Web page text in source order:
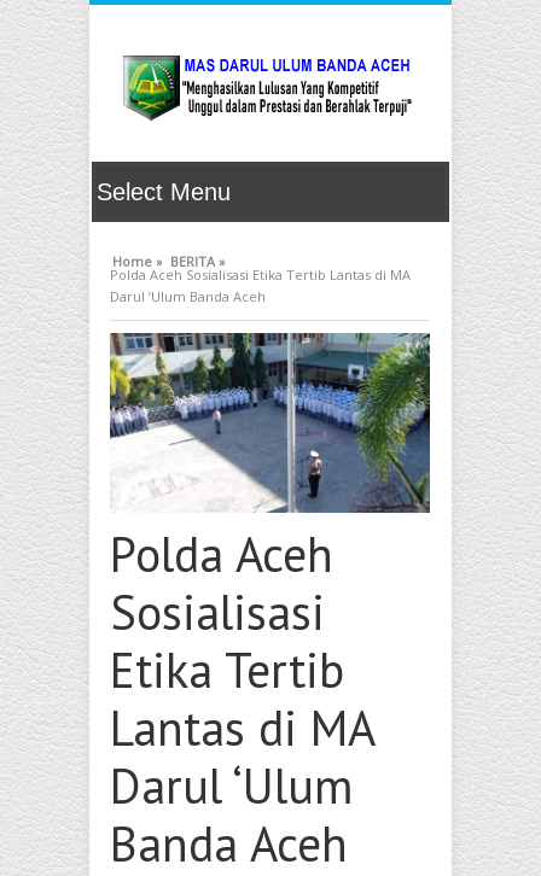
Home » BERITA »
Polda Aceh Sosialisasi Etika Tertib Lantas di MA
Darul ‘Ulum Banda Aceh
Polda Aceh
Sosialisasi
Etika Tertib
Lantas di MA
Darul ‘Ulum
Banda Aceh